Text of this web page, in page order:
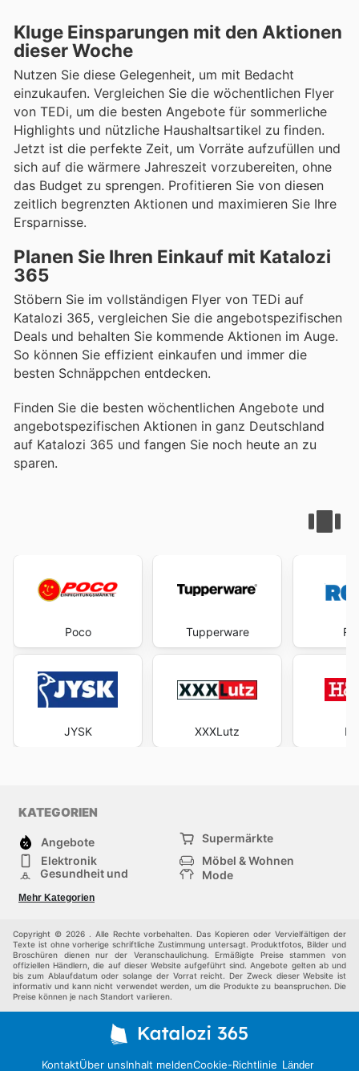
Kluge Einsparungen mit den Aktionen
dieser Woche
Nutzen Sie diese Gelegenheit, um mit Bedacht
einzukaufen. Vergleichen Sie die wöchentlichen Flyer
von TEDi, um die besten Angebote für sommerliche
Highlights und nützliche Haushaltsartikel zu finden.
Jetzt ist die perfekte Zeit, um Vorräte aufzufüllen und
sich auf die wärmere Jahreszeit vorzubereiten, ohne
das Budget zu sprengen. Profitieren Sie von diesen
zeitlich begrenzten Aktionen und maximieren Sie Ihre
Ersparnisse.
Planen Sie Ihren Einkauf mit Katalozi
365
Stöbern Sie im vollständigen Flyer von TEDi auf
Katalozi 365, vergleichen Sie die angebotspezifischen
Deals und behalten Sie kommende Aktionen im Auge.
So können Sie effizient einkaufen und immer die
besten Schnäppchen entdecken.
Finden Sie die besten wöchentlichen Angebote und
angebotspezifischen Aktionen in ganz Deutschland
auf Katalozi 365 und fangen Sie noch heute an zu
sparen.
Poco
JYSK
Tupperware
XXXLutz
KATEGORIEN
Angebote
Supermärkte
Elektronik
Möbel & Wohnen
Gesundheit und
Mode
Sportartikel und
Sportbekleidung
Einkaufzentren
Andere
Mehr Kategorien
Copyright © 2026 . Alle Rechte vorbehalten. Das Kopieren oder Vervielfältigen der
Texte ist ohne vorherige schriftliche Zustimmung untersagt. Produktfotos, Bilder und
Broschüren dienen nur der Veranschaulichung. Ermäßigte Preise stammen von
offiziellen Händlern, die auf dieser Website aufgeführt sind. Angebote gelten ab und
bis zum Ablaufdatum oder solange der Vorrat reicht. Der Zweck dieser Website ist
informativ und kann nicht verwendet werden, um die Produkte zu beanspruchen. Die
Preise können je nach Standort variieren.
KontaktÜber unsInhalt meldenCookie-Richtlinie Länder